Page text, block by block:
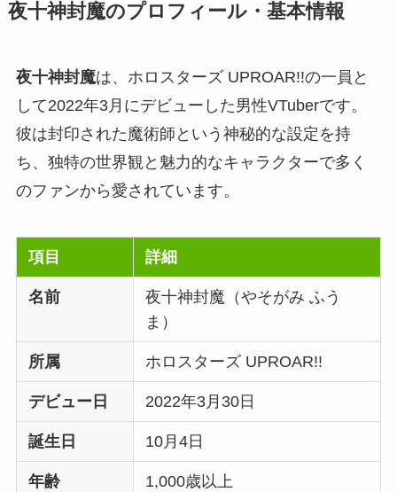
夜十神封魔のプロフィール・基本情報
夜十神封魔は、ホロスターズ UPROAR!!の一員と
して2022年3月にデビューした男性VTuberです。
彼は封印された魔術師という神秘的な設定を持
ち、独特の世界観と魅力的なキャラクターで多く
のファンから愛されています。
項目 詳細
名前
夜十神封魔（やそがみ ふう
ま）
所属 ホロスターズ UPROAR!!
デビュー日 2022年3月30日
誕生日 10月4日
年齢 1,000歳以上